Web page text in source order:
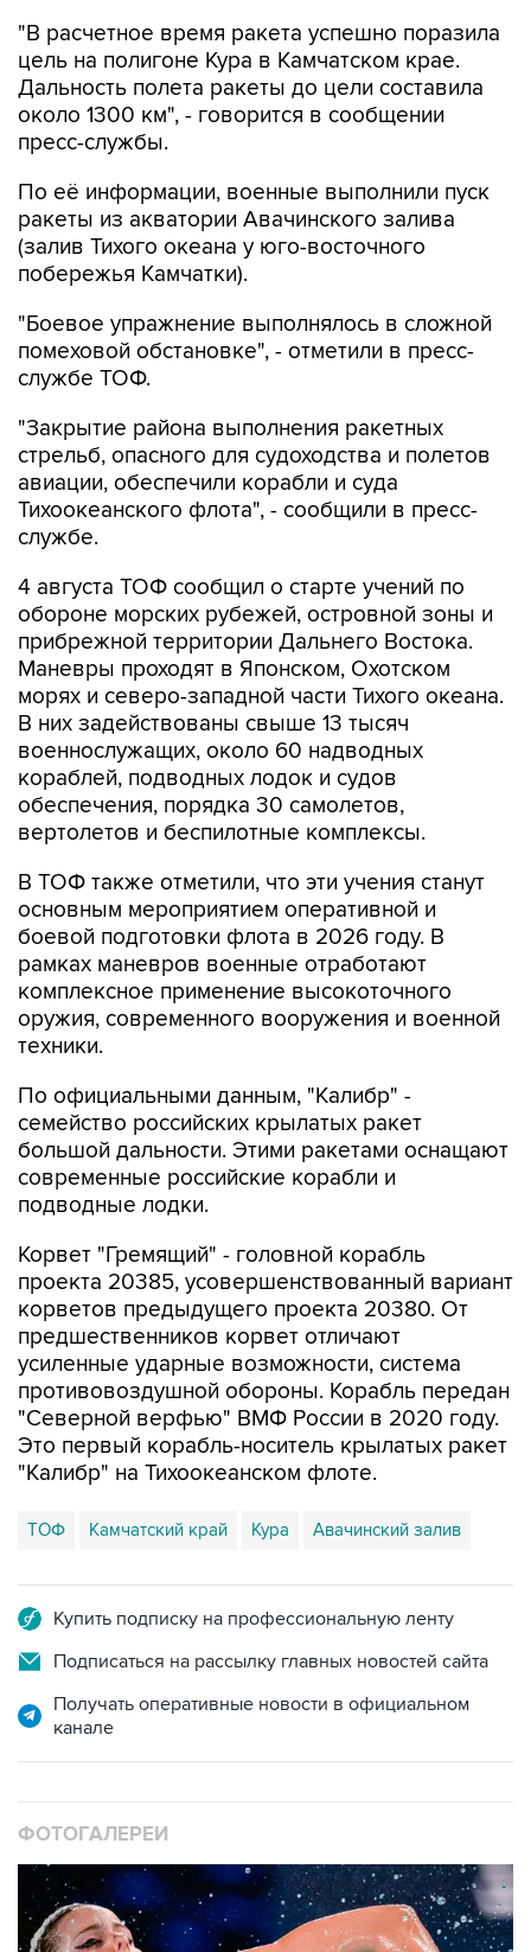
"В расчетное время ракета успешно поразила
цель на полигоне Кура в Камчатском крае.
Дальность полета ракеты до цели составила
около 1300 км", - говорится в сообщении
пресс-службы.
По её информации, военные выполнили пуск
ракеты из акватории Авачинского залива
(залив Тихого океана у юго-восточного
побережья Камчатки).
"Боевое упражнение выполнялось в сложной
помеховой обстановке", - отметили в пресс-
службе ТОФ.
"Закрытие района выполнения ракетных
стрельб, опасного для судоходства и полетов
авиации, обеспечили корабли и суда
Тихоокеанского флота", - сообщили в пресс-
службе.
4 августа ТОФ сообщил о старте учений по
обороне морских рубежей, островной зоны и
прибрежной территории Дальнего Востока.
Маневры проходят в Японском, Охотском
морях и северо-западной части Тихого океана.
В них задействованы свыше 13 тысяч
военнослужащих, около 60 надводных
кораблей, подводных лодок и судов
обеспечения, порядка 30 самолетов,
вертолетов и беспилотные комплексы.
В ТОФ также отметили, что эти учения станут
основным мероприятием оперативной и
боевой подготовки флота в 2026 году. В
рамках маневров военные отработают
комплексное применение высокоточного
оружия, современного вооружения и военной
техники.
По официальными данным, "Калибр" -
семейство российских крылатых ракет
большой дальности. Этими ракетами оснащают
современные российские корабли и
подводные лодки.
Корвет "Гремящий" - головной корабль
проекта 20385, усовершенствованный вариант
корветов предыдущего проекта 20380. От
предшественников корвет отличают
усиленные ударные возможности, система
противовоздушной обороны. Корабль передан
"Северной верфью" ВМФ России в 2020 году.
Это первый корабль-носитель крылатых ракет
"Калибр" на Тихоокеанском флоте.
ТОФ Камчатский край Кура Авачинский залив
Купить подписку на профессиональную ленту
Подписаться на рассылку главных новостей сайта
Получать оперативные новости в официальном
канале
ФОТОГАЛЕРЕИ